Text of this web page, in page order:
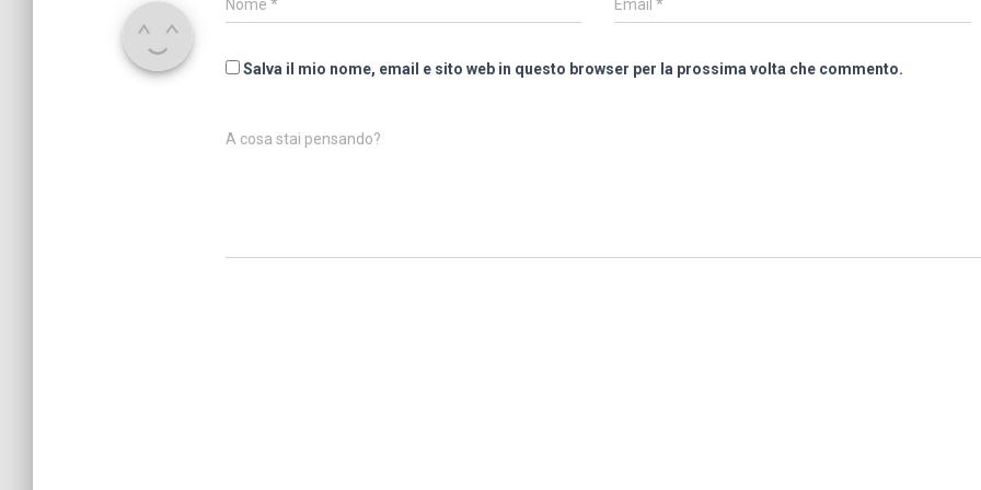
Nome * Email*
Salva il mio nome, email e sito web in questo browser per la prossima volta che commento.
A cosa stai pensando?